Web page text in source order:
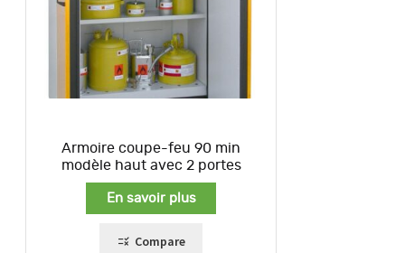
Armoire coupe-feu 90 min
modèle haut avec 2 portes
En savoir plus
Compare